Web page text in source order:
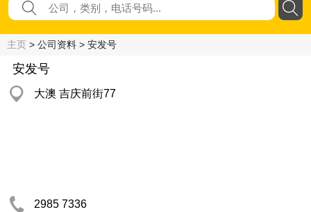
主页 > 公司资料 > 安发号
安发号
大澳 吉庆前街77
2985 7336